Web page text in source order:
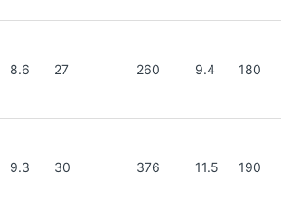
8.6 27 260 9.4 180
9.3 30 376 11.5 190